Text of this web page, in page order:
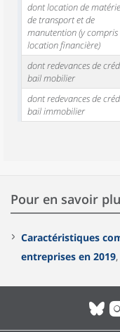
dont location de
de transport et de
manutention (y compris
location financière)
dont redevances de
bail mobilier
dont redevances de
bail immobilier
Pour en savoir
Caractéristiques
entreprises en 2019,